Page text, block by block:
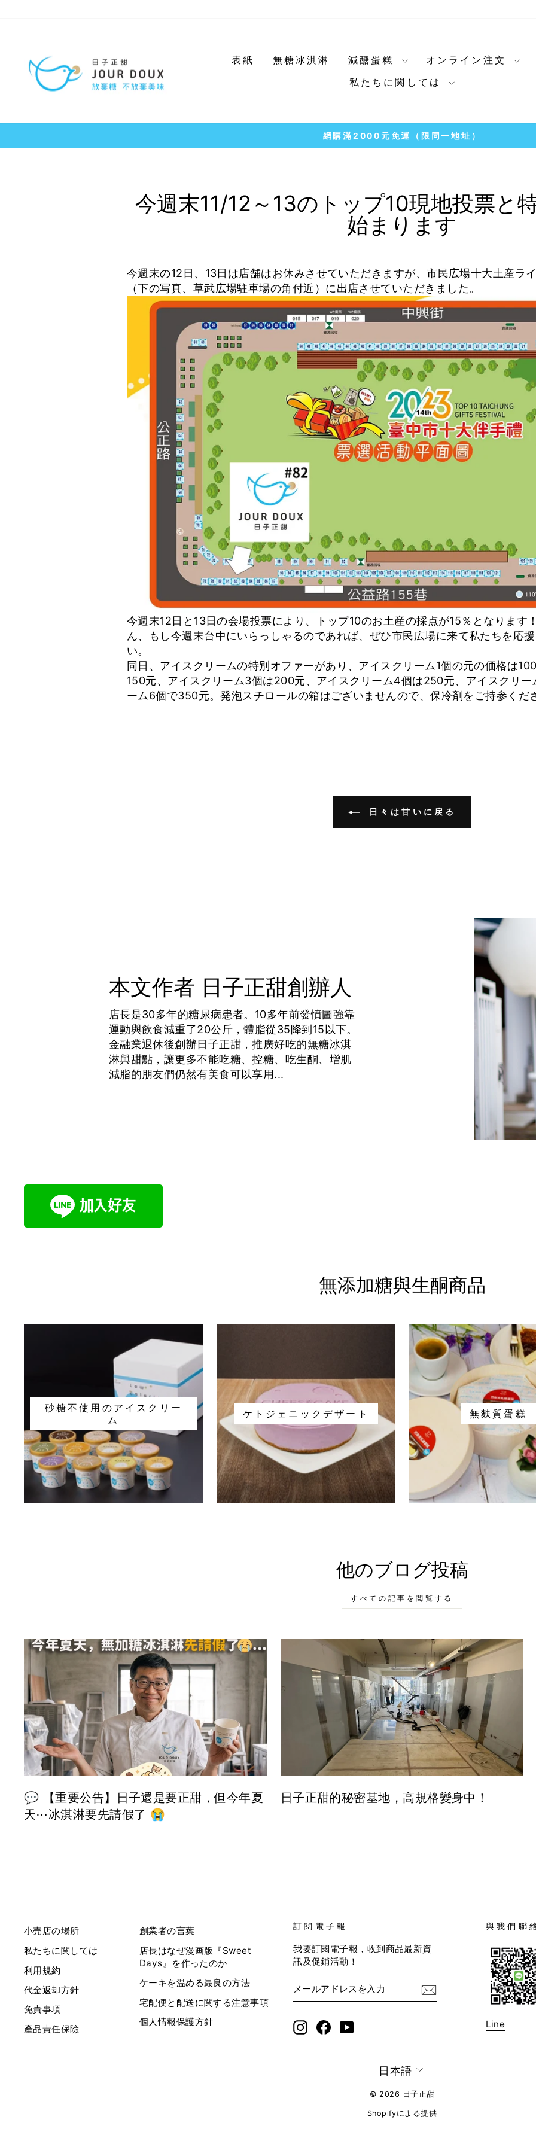
ッ
表紙 無糖冰淇淋 減醣蛋糕
オンライン注文
私たちに関しては
ス
ド
シ
ョ
ー
一
時
停
止
る
7-11 冷凍店取1500免運
今週末11/12～13のトップ10現地投票と
始まります
今週末の12日、13日は店舗はお休みさせていただきますが、市民広場十大土産ラ
（下の写真、草武広場駐車場の角付近）に出店させていただきました。
今週末12日と13日の会場投票により、トップ10のお土産の採点が15％となります
ん、もし今週末台中にいらっしゃるのであれば、ぜひ市民広場に来て私たちを応
い。
同日、アイスクリームの特別オファーがあり、アイスクリーム1個の元の価格は
150元、アイスクリーム3個は200元、アイスクリーム4個は250元、アイスクリ
ーム6個で350元。発泡スチロールの箱はございませんので、保冷剤をご持参くだ
日々は甘いに戻る
本文作者 日子正甜創辦人
店長是30多年的糖尿病患者。10多年前發憤圖強靠
運動與飲食減重了20公斤，體脂從35降到15以下。
金融業退休後創辦日子正甜，推廣好吃的無糖冰淇
淋與甜點，讓更多不能吃糖、控糖、吃生酮、增肌
減脂的朋友們仍然有美食可以享用...
無添加糖與生酮商品
砂糖不使用のアイスクリー
ム
ケトジェニックデザート 無麩質蛋糕
他のブログ投稿
すべての記事を閲覧する
💬 【重要公告】日子還是要正甜，但今年夏
天⋯冰淇淋要先請假了 😭
日子正甜的秘密基地，高規格變身中！
小売店の場所
私たちに関しては
利用規約
代金返却方針
免責事項
產品責任保險
創業者の言葉
店長はなぜ漫画版『Sweet
Days』を作ったのか
ケーキを温める最良の方法
宅配便と配送に関する注意事項
個人情報保護方針
訂閱電子報
我要訂閱電子報，收到商品最新資
訊及促銷活動！
ー
ル
ド
レ
ブ
ス
リ
プ
Instagram
FacebookYouTube
與我們聯
Line
言
語
日本語
© 2026 日子正甜
Shopifyによる提供